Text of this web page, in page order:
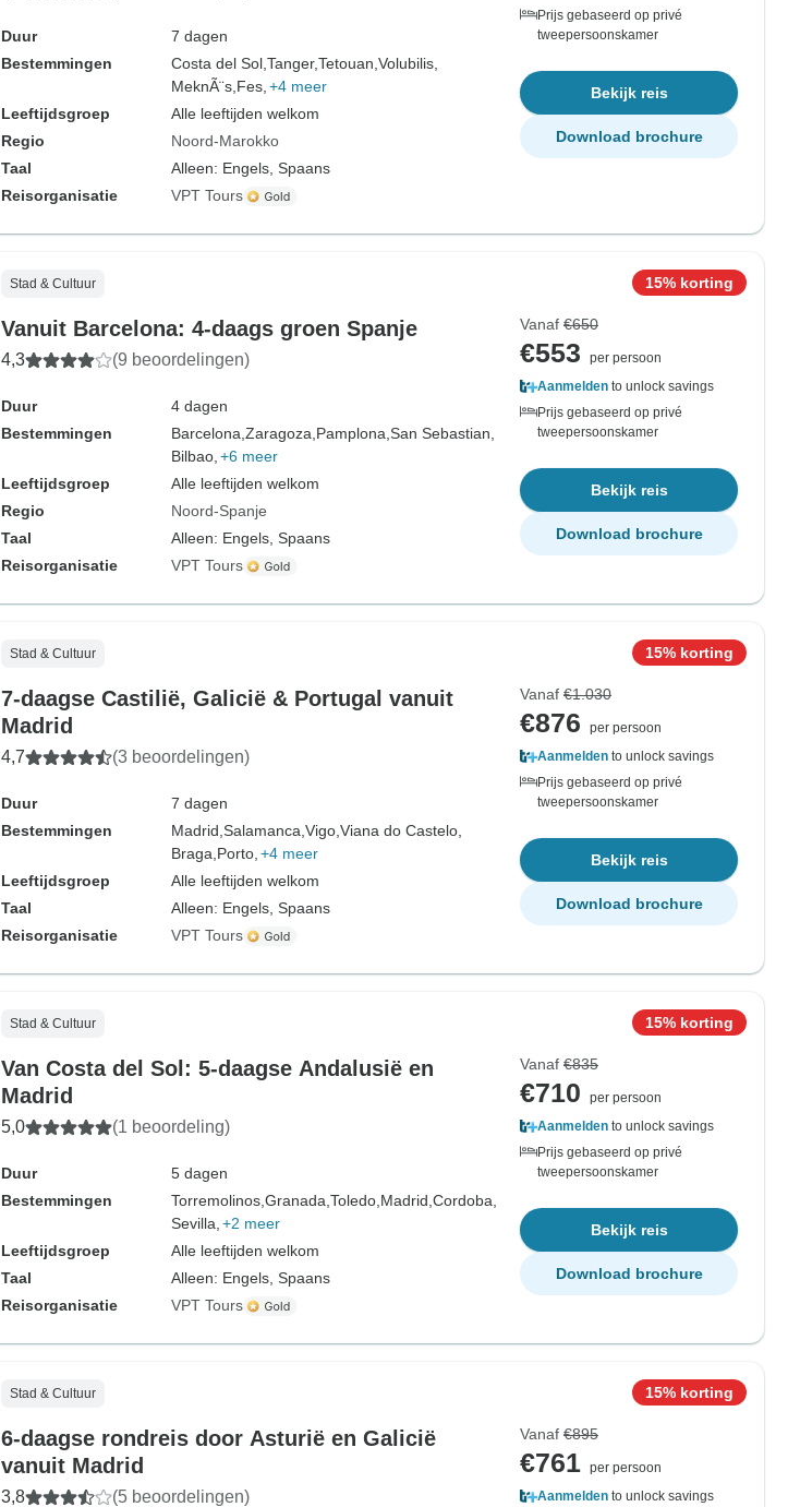
Duur
7 dagen
Bestemmingen
Costa del Sol, Tanger,Tetouan, Volubilis,
MeknÃ¨s, Fes, +4 meer
Leeftijdsgroep
Alle leeftijden welkom
Regio
Noord-Marokko
Taal
Alleen: Engels, Spaans
Reisorganisatie
VPT Tours
Prijs gebaseerd op privé
tweepersoonskamer
Bekijk reis
Download brochure
Stad & Cultuur
Vanuit Barcelona: 4-daags groen Spanje
4,3 (9 beoordelingen)
Duur
4 dagen
Bestemmingen
Barcelona, Zaragoza, Pamplona, San Sebastian,
Bilbao, +6 meer
Leeftijdsgroep
Alle leeftijden welkom
Regio
Noord-Spanje
Taal
Alleen: Engels, Spaans
Reisorganisatie
VPT Tours
15% korting
Vanaf €650
€553
per persoon
Aanmelden to unlock savings
Prijs gebaseerd op privé
tweepersoonskamer
Bekijk reis
Download brochure
Stad & Cultuur
7-daagse Castilië, Galicië & Portugal vanuit
Madrid
4,7 (3 beoordelingen)
Duur
7 dagen
Bestemmingen
Madrid, Salamanca, Vigo, Viana do Castelo,
Braga, Porto, +4 meer
Leeftijdsgroep
Alle leeftijden welkom
Taal
Alleen: Engels, Spaans
Reisorganisatie
VPT Tours
15% korting
Vanaf €1.030
€876
per persoon
Aanmelden to unlock savings
Prijs gebaseerd op privé
tweepersoonskamer
Bekijk reis
Download brochure
Stad & Cultuur
Van Costa del Sol: 5-daagse Andalusië en
Madrid
5,0 (1 beoordeling)
Duur
5 dagen
Bestemmingen
Torremolinos, Granada, Toledo, Madrid, Cordoba,
Sevilla, +2 meer
Leeftijdsgroep
Alle leeftijden welkom
Taal
Alleen: Engels, Spaans
Reisorganisatie
VPT Tours
15% korting
Vanaf €835
€710
per persoon
Aanmelden to unlock savings
Prijs gebaseerd op privé
tweepersoonskamer
Bekijk reis
Download brochure
Stad & Cultuur
6-daagse rondreis door Asturië en Galicië
vanuit Madrid
3,8 (5 beoordelingen)
15% korting
Vanaf €895
€761 per persoon
Aanmelden to unlock savings